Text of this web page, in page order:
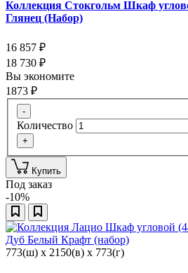
Коллекция Стокгольм Шкаф
Глянец (Набор)
16 857 ₽
18 730 ₽
Вы экономите
1873 ₽
-
Количество
+
Купить
Под заказ
-10%
773(ш) x 2150(в) x 773(г)